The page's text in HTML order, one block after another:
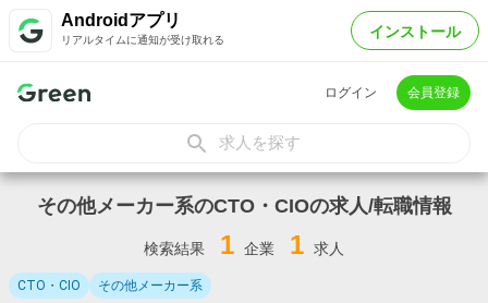
Androidアプリ
リアルタイムに通知が受け取れる インストール
ログイン 会員登録
求人を探す
その他メーカー系のCTO・CIOの求人/転職情報
検索結果 1 企業 1 求人
CTO・CIO その他メーカー系